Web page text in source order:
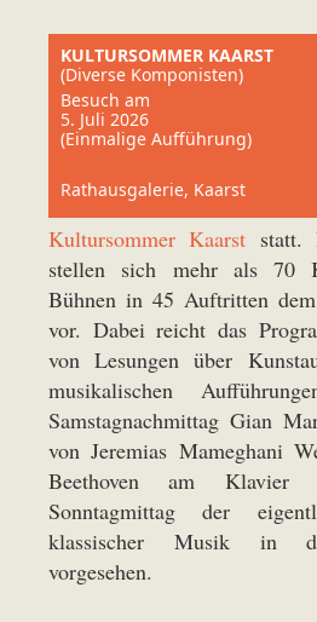
KULTURSOMMER KAARST
(Diverse Komponisten)
Besuch am
5. Juli 2026
(Einmalige Aufführung)
Rathausgalerie, Kaarst
Kultursommer Kaarst statt.
stellen sich mehr als 70
Bühnen in 45 Auftritten
vor. Dabei reicht das
von Lesungen über
musikalischen
Samstagnachmittag Gian
von Jeremias Mameghani
Beethoven am
Sonntagmittag der
klassischer Musik in
vorgesehen.